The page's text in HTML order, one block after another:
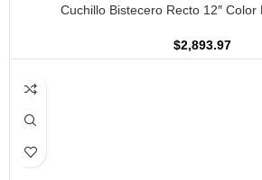
Cuchillo Bistecero Recto 12″ Color
$2,893.97